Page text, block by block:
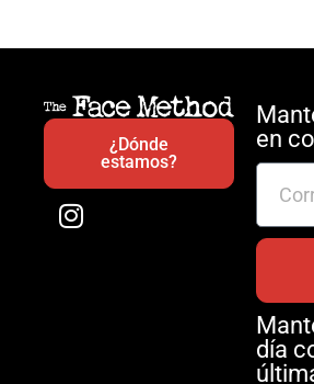
¿Dónde
estamos?
en
día